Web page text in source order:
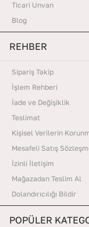
Ticari Unvan
Blog
REHBER
Sipariş Takip
İşlem Rehberi
İade ve Değişiklik
Teslimat
Kişisel Verilerin
Mesafeli Satış
İzinli İletişim
Mağazadan Teslim Al
Dolandırıcılığı Bildir
POPÜLER